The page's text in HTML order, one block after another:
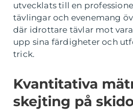
utvecklats till en
tävlingar och evenemang
där idrottare tävlar mot
upp sina färdigheter och
trick.
Kvantitativa
skejting på